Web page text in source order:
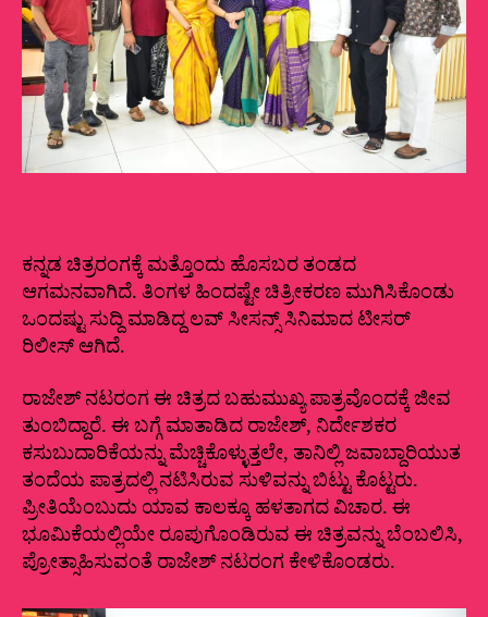
ಕನ್ನಡ ಚಿತ್ರರಂಗಕ್ಕೆ ಮತ್ತೊಂದು ಹೊಸಬರ ತಂಡದ
ಆಗಮನವಾಗಿದೆ. ತಿಂಗಳ ಹಿಂದಷ್ಟೇ ಚಿತ್ರೀಕರಣ ಮುಗಿಸಿಕೊಂಡು
ಒಂದಷ್ಟು ಸುದ್ದಿ ಮಾಡಿದ್ದ ಲವ್ ಸೀಸನ್ಸ್ ಸಿನಿಮಾದ ಟೀಸರ್
ರಿಲೀಸ್ ಆಗಿದೆ.
ರಾಜೇಶ್ ನಟರಂಗ ಈ ಚಿತ್ರದ ಬಹುಮುಖ್ಯ ಪಾತ್ರವೊಂದಕ್ಕೆ ಜೀವ
ತುಂಬಿದ್ದಾರೆ. ಈ ಬಗ್ಗೆ ಮಾತಾಡಿದ ರಾಜೇಶ್, ನಿರ್ದೇಶಕರ
ಕಸುಬುದಾರಿಕೆಯನ್ನು ಮೆಚ್ಚಿಕೊಳ್ಳುತ್ತಲೇ, ತಾನಿಲ್ಲಿ ಜವಾಬ್ದಾರಿಯುತ
ತಂದೆಯ ಪಾತ್ರದಲ್ಲಿ ನಟಿಸಿರುವ ಸುಳಿವನ್ನು ಬಿಟ್ಟು ಕೊಟ್ಟರು.
ಪ್ರೀತಿಯೆಂಬುದು ಯಾವ ಕಾಲಕ್ಕೂ ಹಳತಾಗದ ವಿಚಾರ. ಈ
ಭೂಮಿಕೆಯಲ್ಲಿಯೇ ರೂಪುಗೊಂಡಿರುವ ಈ ಚಿತ್ರವನ್ನು ಬೆಂಬಲಿಸಿ,
ಪ್ರೋತ್ಸಾಹಿಸುವಂತೆ ರಾಜೇಶ್ ನಟರಂಗ ಕೇಳಿಕೊಂಡರು.